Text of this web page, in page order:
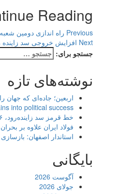
Reading
Previous راه اندازی دومین
Next افزایش خروجی سد زاینده
جستجو برای:
نوشته‌های تازه
اربعین؛ جاده‌ای که جهان
into political success
خط قرمز سد زاینده‌رود، ۲۳۶ میلیون مترمکعب است
فولاد ایران علاوه بر
استاندار اصفهان:
بایگانی
آگوست 2026
جولای 2026